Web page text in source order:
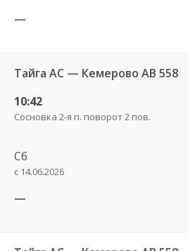
—
Тайга АС — Кемерово АВ 558
10:42
Сосновка 2-я п. поворот 2 пов.
Сб
с 14.06.2026
—